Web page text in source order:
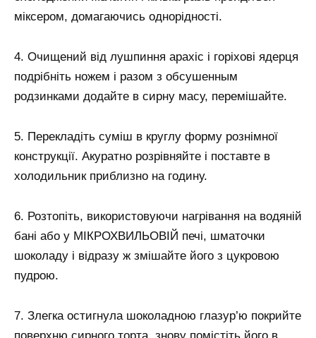
міксером, домагаючись однорідності.
4. Очищений від лушпиння арахіс і горіхові ядерця
подрібніть ножем і разом з обсушенным
родзинками додайте в сирну масу, перемішайте.
5. Перекладіть суміш в круглу форму рознімної
конструкції. Акуратно розрівняйте і поставте в
холодильник приблизно на годину.
6. Розтопіть, використовуючи нагрівання на водяній
бані або у МІКРОХВИЛЬОВІЙ печі, шматочки
шоколаду і відразу ж змішайте його з цукровою
пудрою.
7. Злегка остигнула шоколадною глазур’ю покрийте
поверхню сирного торта, знову помістіть його в